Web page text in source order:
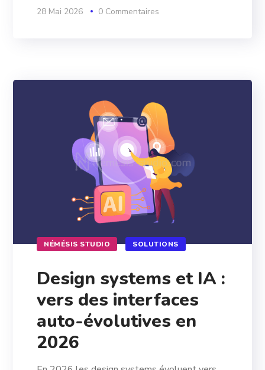
28 Mai 2026 0 Commentaires
NÉMÉSIS STUDIO SOLUTIONS
Design systems et IA :
vers des interfaces
auto-évolutives en
2026